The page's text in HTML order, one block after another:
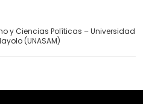
y Ciencias Políticas – Universidad
(UNASAM)